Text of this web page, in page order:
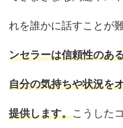
れを誰かに話すことが
ンセラーは信頼性のあ
自分の気持ちや状況を
提供します。こうした